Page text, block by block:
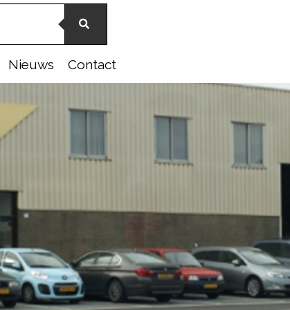
Nieuws Contact